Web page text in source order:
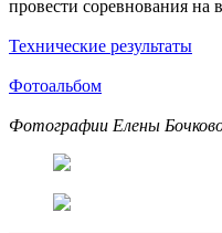
провести соревнования на
Технические результаты
Фотоальбом
Фотографии Елены